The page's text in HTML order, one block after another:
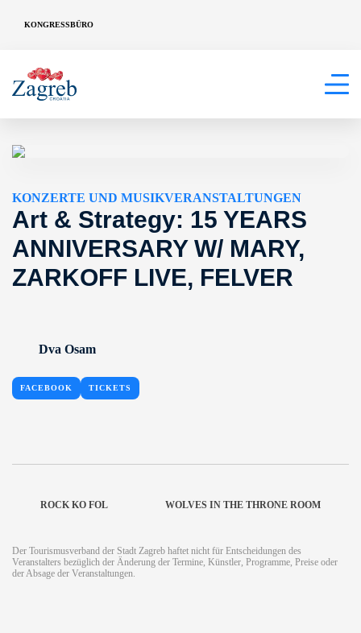
KONGRESSBÜRO
KONZERTE UND MUSIKVERANSTALTUNGEN
Art & Strategy: 15 YEARS
ANNIVERSARY W/ MARY,
ZARKOFF LIVE, FELVER
Dva Osam
FACEBOOK TICKETS
ROCK KO FOL WOLVES IN THE THRONE ROOM
Der Tourismusverband der Stadt Zagreb haftet nicht für Entscheidungen des
Veranstalters bezüglich der Änderung der Termine, Künstler, Programme, Preise oder
der Absage der Veranstaltungen.